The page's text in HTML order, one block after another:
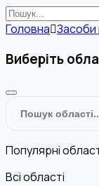
Головна
Виберіть
Популярні
Всі області